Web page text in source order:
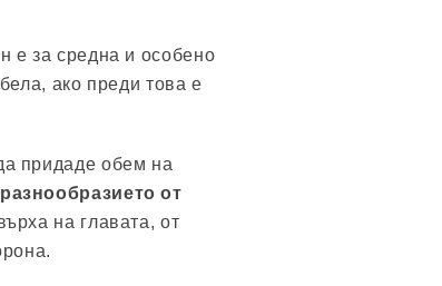
е за средна и особено
ако преди това е
придаде обем на
от
на главата, от